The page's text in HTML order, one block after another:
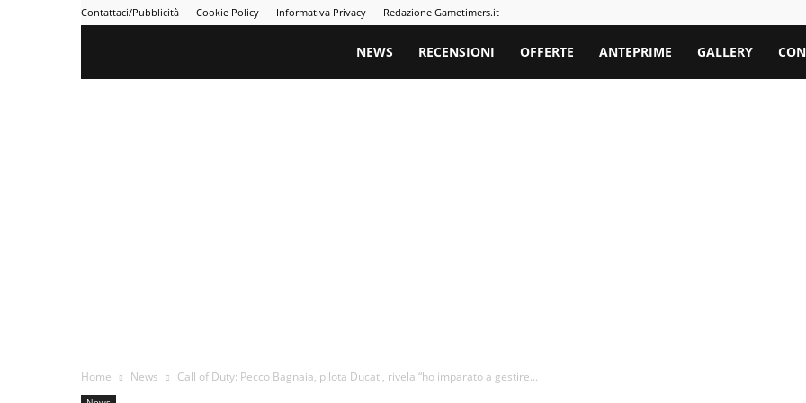
Contattaci/Pubblicità Cookie Policy Informativa Privacy Redazione Gametimers.it
Gametimers
NEWS RECENSIONI OFFERTE ANTEPRIME GALLERY
Home News Call of Duty: Pecco Bagnaia, pilota Ducati, rivela “ho imparato a gestire...